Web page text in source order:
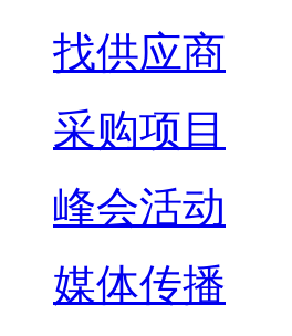
找供应商
采购项目
峰会活动
媒体传播